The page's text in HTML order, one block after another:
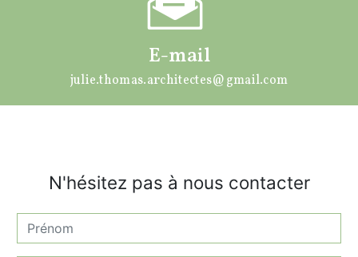
E-mail
julie.thomas.architectes@gmail.com
N'hésitez pas à nous contacter